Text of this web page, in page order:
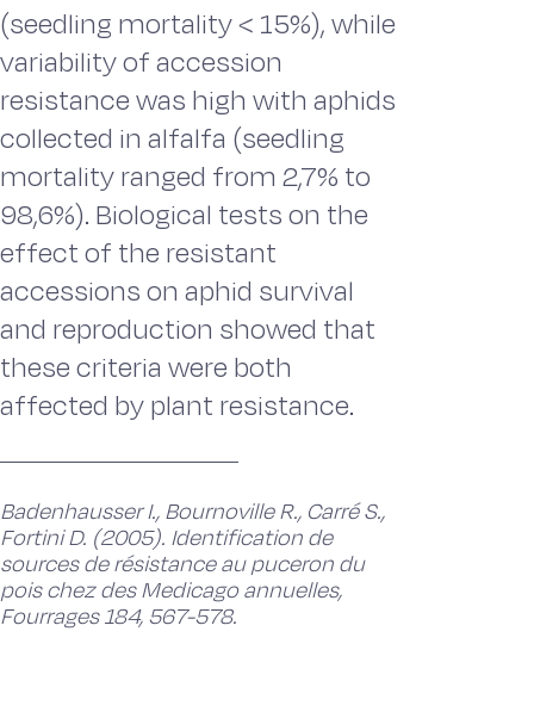
(seedling mortality < 15%), while
variability of accession
resistance was high with aphids
collected in alfalfa (seedling
mortality ranged from 2,7% to
98,6%). Biological tests on the
effect of the resistant
accessions on aphid survival
and reproduction showed that
these criteria were both
affected by plant resistance.
Badenhausser I., Bournoville R., Carré S.,
Fortini D. (2005). Identification de
sources de résistance au puceron du
pois chez des Medicago annuelles,
Fourrages 184, 567-578.